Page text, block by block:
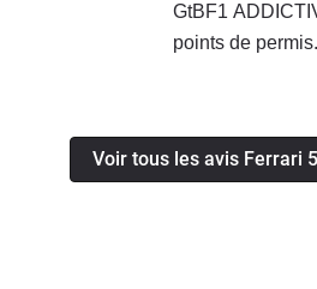
GtBF1
points de
Voir tous les avis Ferrari